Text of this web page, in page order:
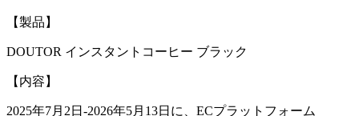
【製品】
DOUTOR インスタントコーヒー ブラック
【内容】
2025年7月2日-2026年5月13日に、ECプラットフォーム